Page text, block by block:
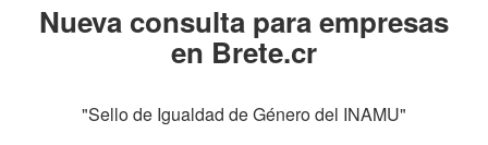
Nueva consulta para empresas
en Brete.cr
"Sello de Igualdad de Género del INAMU"